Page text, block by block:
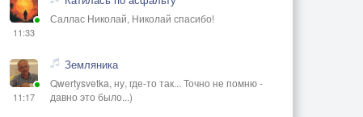
11:33
Саллас Николай, Николай спасибо!
11:17
Земляника
Qwertysvetka, ну, где-то так... Точно не помню -
давно это было...)